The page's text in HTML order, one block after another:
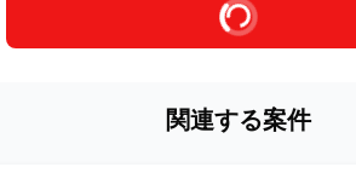
関連する案件